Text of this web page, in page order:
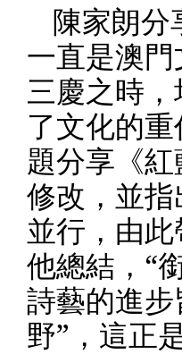
陳家朗分
一直是澳
三慶之時
了文化的
題分享《
修改，並指
並行，由
他總結， “
詩藝的進步
野”，這正